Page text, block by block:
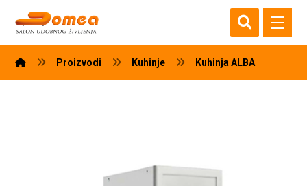
Proizvodi Kuhinje Kuhinja ALBA